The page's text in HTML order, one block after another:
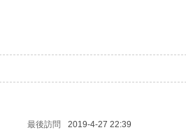
最後訪問
2019-4-27 22:39